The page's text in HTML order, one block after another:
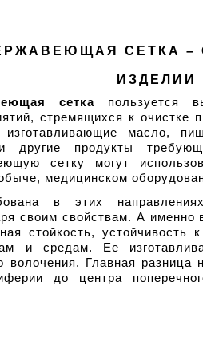
СЕТКА –
ИЗДЕЛИИ
сетка пользуется
стремящихся к очистке
изготавливающие масло,
другие продукты
сетку могут
медицинском
в этих
своим свойствам. А именно
стойкость, устойчивость
и средам. Ее
волочения. Главная разница
до центра